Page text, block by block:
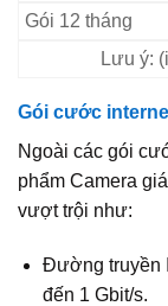
Gói 12 tháng
Lưu ý:
Gói cước
Ngoài các gói
phẩm Camera
vượt trội như:
Đường truyền
đến 1 Gbit/s.